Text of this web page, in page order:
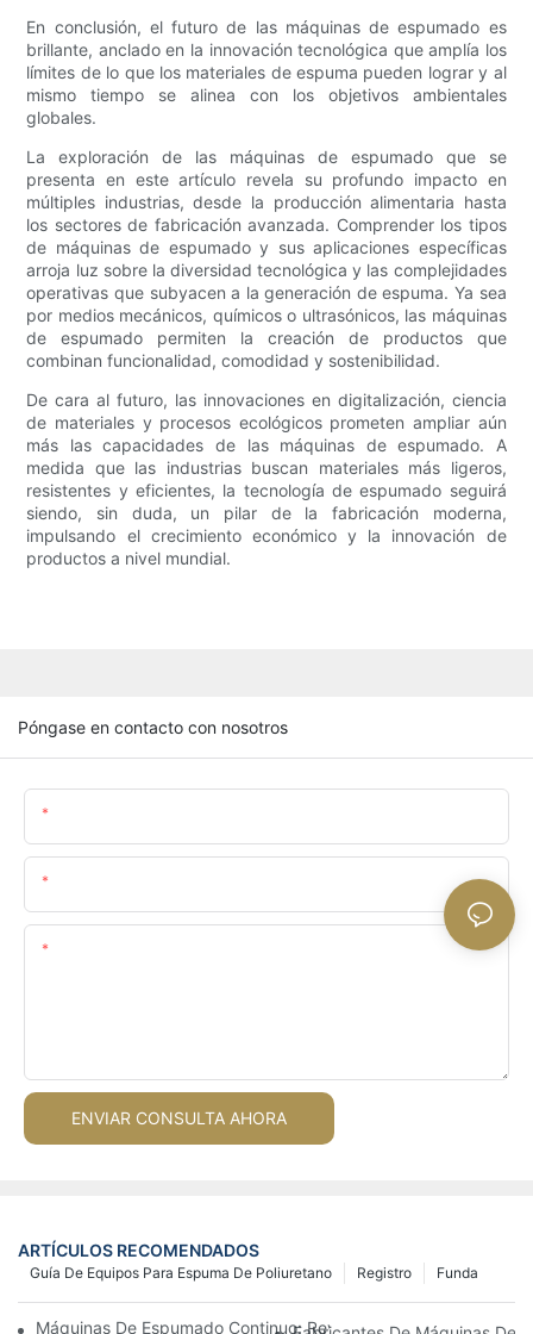
En conclusión, el futuro de las máquinas de espumado es
brillante, anclado en la innovación tecnológica que amplía los
límites de lo que los materiales de espuma pueden lograr y al
mismo tiempo se alinea con los objetivos ambientales
globales.
La exploración de las máquinas de espumado que se
presenta en este artículo revela su profundo impacto en
múltiples industrias, desde la producción alimentaria hasta
los sectores de fabricación avanzada. Comprender los tipos
de máquinas de espumado y sus aplicaciones específicas
arroja luz sobre la diversidad tecnológica y las complejidades
operativas que subyacen a la generación de espuma. Ya sea
por medios mecánicos, químicos o ultrasónicos, las máquinas
de espumado permiten la creación de productos que
combinan funcionalidad, comodidad y sostenibilidad.
De cara al futuro, las innovaciones en digitalización, ciencia
de materiales y procesos ecológicos prometen ampliar aún
más las capacidades de las máquinas de espumado. A
medida que las industrias buscan materiales más ligeros,
resistentes y eficientes, la tecnología de espumado seguirá
siendo, sin duda, un pilar de la fabricación moderna,
impulsando el crecimiento económico y la innovación de
productos a nivel mundial.
Póngase en contacto con nosotros
ENVIAR CONSULTA AHORA
ARTÍCULOS RECOMENDADOS
Funda
Registro
Guía De Equipos Para Espuma De Poliuretano
Máquinas De Espumado Continuo: Revolucionando La